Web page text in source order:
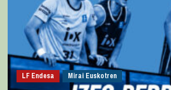
LF Endesa Mirai Euskotren